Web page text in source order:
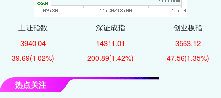
上证指数
3940.04
39.69(1.02%)
深证成指
14311.01
200.89(1.42%)
创业板指
3563.12
47.56(1.35%)
热点关注